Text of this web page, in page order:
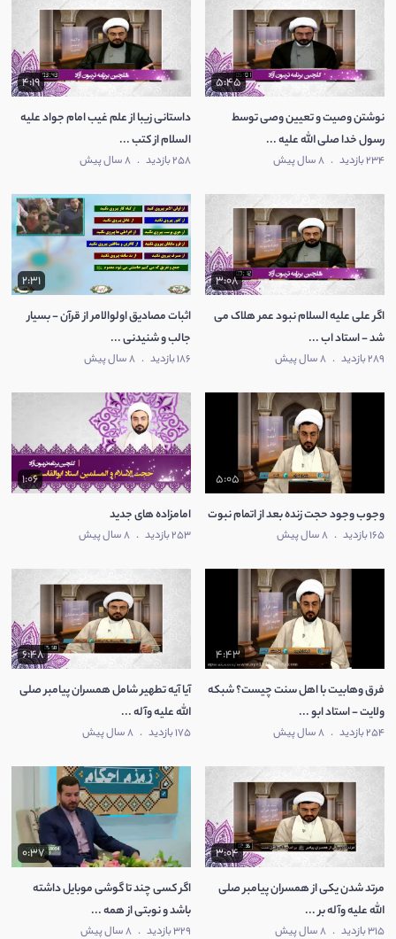
5:45
نوشتن وصیت و تعیین وصی توسط
رسول خدا صلی الله علیه ...
234 بازدید . 8 سال پیش
4:19
داستانی زیبا از علم غیب امام جواد علیه
السلام از کتب ...
258 بازدید . 8 سال پیش
3:08
اگر علی علیه السلام نبود عمر هلاک می
شد - استاد اب ...
289 بازدید . 8 سال پیش
2:31
اثبات مصادیق اولوالامر از قرآن - بسیار
جالب و شنیدنی ...
186 بازدید . 8 سال پیش
5:05
وجوب وجود حجت زنده بعد از اتمام نبوت
165 بازدید . 8 سال پیش
1:06
امامزاده های جدید
253 بازدید . 8 سال پیش
4:43
فرق وهابیت با اهل سنت چیست؟ شبکه
ولایت - استاد ابو ...
254 بازدید . 8 سال پیش
6:48
آیا آیه تطهیر شامل همسران پیامبر صلی
الله علیه وآله ...
175 بازدید . 8 سال پیش
3:04
مرتد شدن یکی از همسران پیامبر صلی
الله علیه وآله بر ...
315 بازدید . 8 سال پیش
0:37
اگر کسی چند تا گوشی موبایل داشته
باشد و نوبتی از همه ...
329 بازدید . 8 سال پیش